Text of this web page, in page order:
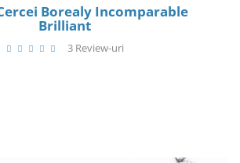
Borealy Incomparable
Brilliant
3 Review-uri